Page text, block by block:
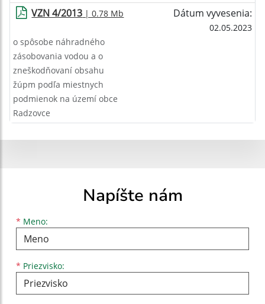
VZN 4/2013 | 0.78 Mb Dátum vyvesenia:
02.05.2023
o spôsobe náhradného
zásobovania vodou a o
zneškodňovaní obsahu
žúpm podľa miestnych
podmienok na území obce
Radzovce
Napíšte nám
* Meno:
Meno
* Priezvisko:
Priezvisko
E-mailová adresa